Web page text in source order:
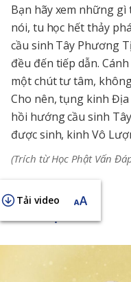
Bạn hãy xem những
nói, tu học hết thảy
cầu sinh Tây Phương
đều đến tiếp dẫn.
một chút tư tâm,
Cho nên, tụng kinh
hồi hướng cầu sinh
được sinh, kinh Vô
(Trích từ Học Phật Vấn
Tải video